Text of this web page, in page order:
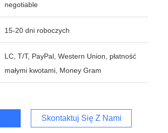
negotiable
15-20 dni roboczych
LC, T/T, PayPal, Western Union, płatność
małymi kwotami, Money Gram
Skontaktuj Się Z Nami